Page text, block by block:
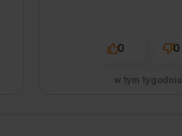
0 0
w tym tygodniu